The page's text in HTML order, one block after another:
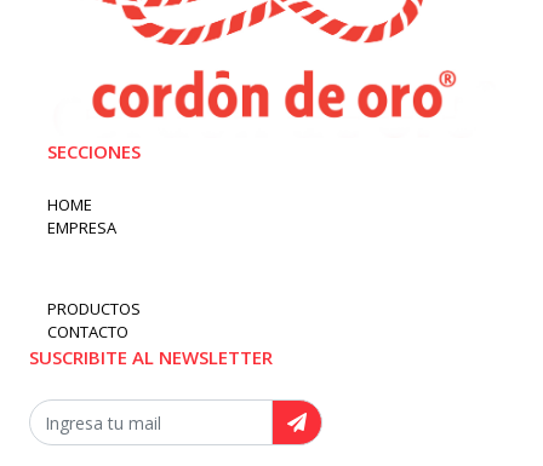
SECCIONES
HOME
EMPRESA
PRODUCTOS
CONTACTO
SUSCRIBITE AL NEWSLETTER